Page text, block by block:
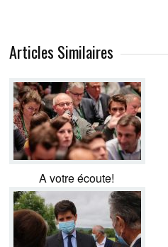
Articles Similaires
A votre écoute!